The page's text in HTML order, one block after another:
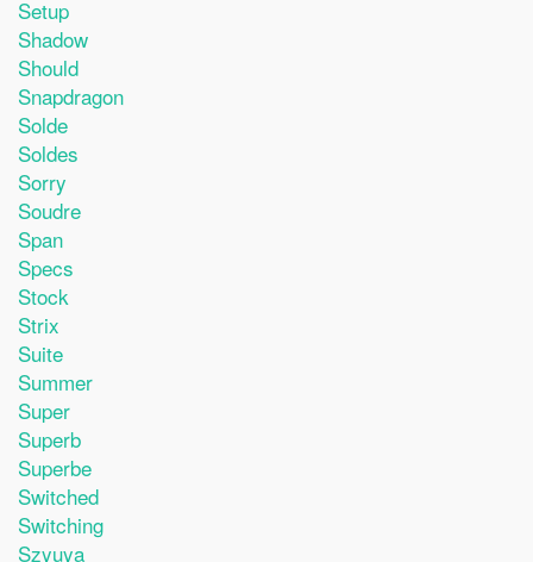
Setup
Shadow
Should
Snapdragon
Solde
Soldes
Sorry
Soudre
Span
Specs
Stock
Strix
Suite
Summer
Super
Superb
Superbe
Switched
Switching
Szyuya